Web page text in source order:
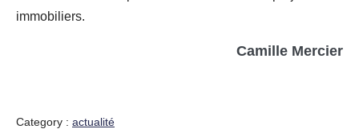
immobiliers.
Camille Mercier
Category : actualité